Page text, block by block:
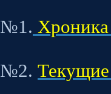
№1.
№2.